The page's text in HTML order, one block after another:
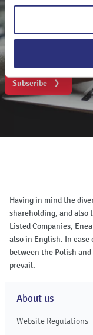
prawidłowego
Do you wish to
Sign up for our
business
Subscribe
Having in mind the
shareholding, and also
Listed Companies,
also in English. In
between the Polish
prevail.
About us
Website Regulations